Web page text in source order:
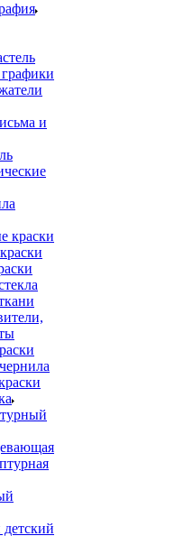
и
краски